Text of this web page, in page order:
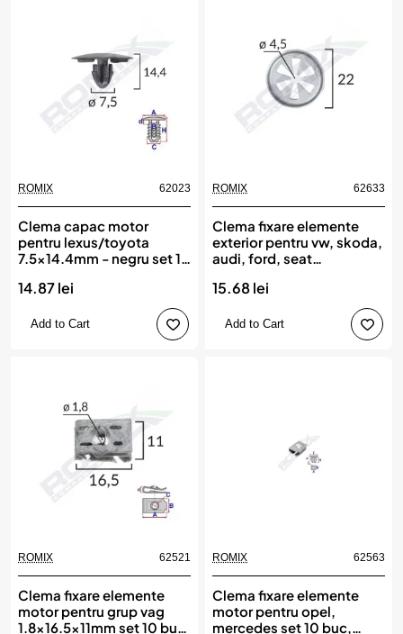
ROMIX 62023
Clema capac motor
pentru lexus/toyota
7.5x14.4mm - negru set 10
14.87 lei
Add to Cart
ROMIX 62633
Clema fixare elemente
exterior pentru vw, skoda,
audi, ford, seat
ROMIX
15.68 lei
Add to Cart
ROMIX 62521
Clema fixare elemente
motor pentru grup vag
1.8x16.5x11mm set 10 buc,
ROMIX 62563
Clema fixare elemente
motor pentru opel,
mercedes set 10 buc,